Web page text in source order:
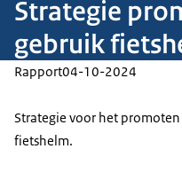
Strategie
gebruik
Rapport04-10-2024
Strategie voor het
fietshelm.